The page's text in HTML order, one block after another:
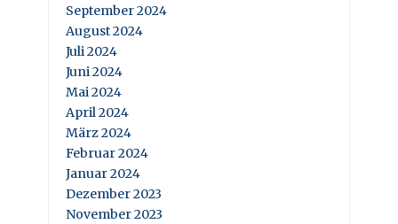
September 2024
August 2024
Juli 2024
Juni 2024
Mai 2024
April 2024
März 2024
Februar 2024
Januar 2024
Dezember 2023
November 2023